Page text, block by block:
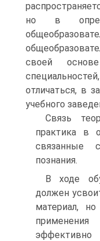
но в
своей
отличаться, в
учебного
Связь
практика в
связанные
познания.
В ходе
должен
материал,